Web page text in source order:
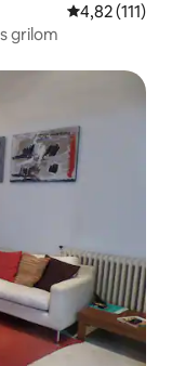
Priemerné
4,82 (111)
grilom